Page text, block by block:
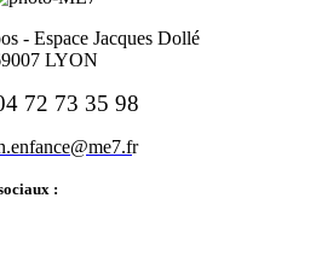
- Espace Jacques Dollé
LYON
72 73 35 98
r
: